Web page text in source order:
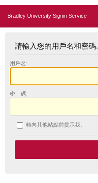
Bradley University Signin Service
請輸入您的用戶名和密碼.
用戶名:
密 碼:
轉向其他站點前提示我。